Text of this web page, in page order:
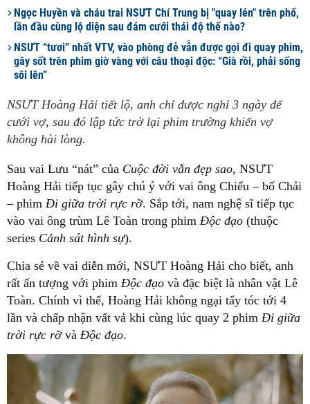
Ngọc Huyền và cháu trai NSƯT Chí Trung bị "quay lén" trên phố,
lần đầu cùng lộ diện sau đám cưới thái độ thế nào?
NSƯT “tươi” nhất VTV, vào phòng đẻ vẫn được gọi đi quay phim,
gây sốt trên phim giờ vàng với câu thoại độc: “Già rồi, phải sống
sôi lên”
NSƯT Hoàng Hải tiết lộ, anh chỉ được nghỉ 3 ngày để
cưới vợ, sau đó lập tức trở lại phim trường khiến vợ
không hài lòng.
Sau vai Lưu “nát” của Cuộc đời vẫn đẹp sao, NSƯT
Hoàng Hải tiếp tục gây chú ý với vai ông Chiểu – bố Chải
– phim Đi giữa trời rực rỡ. Sắp tới, nam nghệ sĩ tiếp tục
vào vai ông trùm Lê Toàn trong phim Độc đạo (thuộc
series Cảnh sát hình sự).
Chia sẻ về vai diễn mới, NSƯT Hoàng Hải cho biết, anh
rất ấn tượng với phim Độc đạo và đặc biệt là nhân vật Lê
Toàn. Chính vì thế, Hoàng Hải không ngại tẩy tóc tới 4
lần và chấp nhận vất vả khi cùng lúc quay 2 phim Đi giữa
trời rực rỡ và Độc đạo.